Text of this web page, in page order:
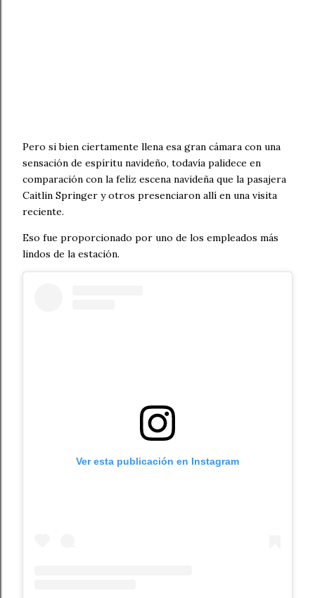
Pero si bien ciertamente llena esa gran cámara con una
sensación de espíritu navideño, todavía palidece en
comparación con la feliz escena navideña que la pasajera
Caitlin Springer y otros presenciaron allí en una visita
reciente.
Eso fue proporcionado por uno de los empleados más
lindos de la estación.
Ver esta publicación en Instagram